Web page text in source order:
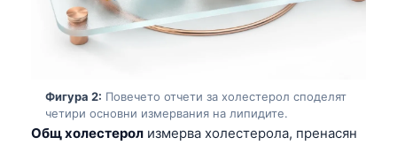
Фигура 2: Повечето отчети за холестерол споделят
четири основни измервания на липидите.
Общ холестерол измерва холестерола, пренасян